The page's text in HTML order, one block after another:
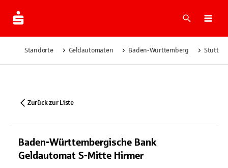
Suche
Standorte Geldautomaten Baden-Württemberg
Zurück zur Liste
Baden-Württembergische Bank
Geldautomat S-Mitte Hirmer